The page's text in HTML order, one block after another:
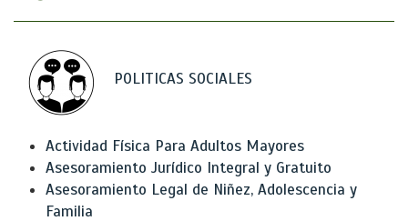
POLITICAS SOCIALES
Actividad Física Para Adultos Mayores
Asesoramiento Jurídico Integral y Gratuito
Asesoramiento Legal de Niñez, Adolescencia y
Familia